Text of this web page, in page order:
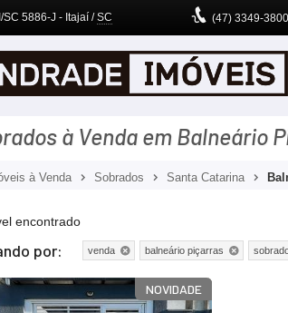
SC 5886-J - Itajaí /SC (47) 3349-3800
à Venda em Balneário
à Venda Sobrados Santa Catarina
encontrado
por: venda balneário piçarras
NOVIDADE